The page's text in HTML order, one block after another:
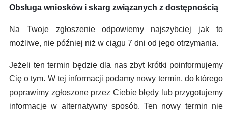
Obsługa wniosków i skarg związanych z dostępnością
Na Twoje zgłoszenie odpowiemy najszybciej jak to
możliwe, nie później niż w ciągu 7 dni od jego otrzymania.
Jeżeli ten termin będzie dla nas zbyt krótki poinformujemy
Cię o tym. W tej informacji podamy nowy termin, do którego
poprawimy zgłoszone przez Ciebie błędy lub przygotujemy
informacje w alternatywny sposób. Ten nowy termin nie